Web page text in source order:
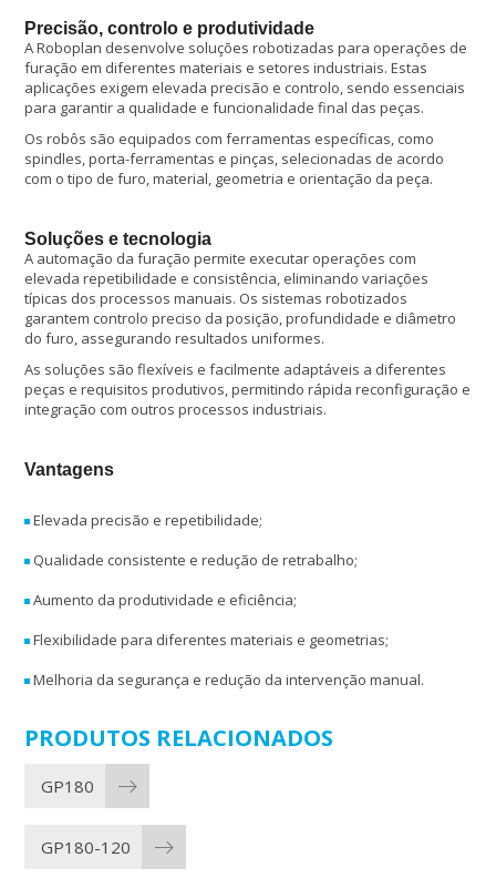
Precisão, controlo e produtividade
A Roboplan desenvolve soluções robotizadas para operações de
furação em diferentes materiais e setores industriais. Estas
aplicações exigem elevada precisão e controlo, sendo essenciais
para garantir a qualidade e funcionalidade final das peças.
Os robôs são equipados com ferramentas específicas, como
spindles, porta-ferramentas e pinças, selecionadas de acordo
com o tipo de furo, material, geometria e orientação da peça.
Soluções e tecnologia
A automação da furação permite executar operações com
elevada repetibilidade e consistência, eliminando variações
típicas dos processos manuais. Os sistemas robotizados
garantem controlo preciso da posição, profundidade e diâmetro
do furo, assegurando resultados uniformes.
As soluções são flexíveis e facilmente adaptáveis a diferentes
peças e requisitos produtivos, permitindo rápida reconfiguração e
integração com outros processos industriais.
Vantagens
Elevada precisão e repetibilidade;
Qualidade consistente e redução de retrabalho;
Aumento da produtividade e eficiência;
Flexibilidade para diferentes materiais e geometrias;
Melhoria da segurança e redução da intervenção manual.
PRODUTOS RELACIONADOS
GP180
GP180-120